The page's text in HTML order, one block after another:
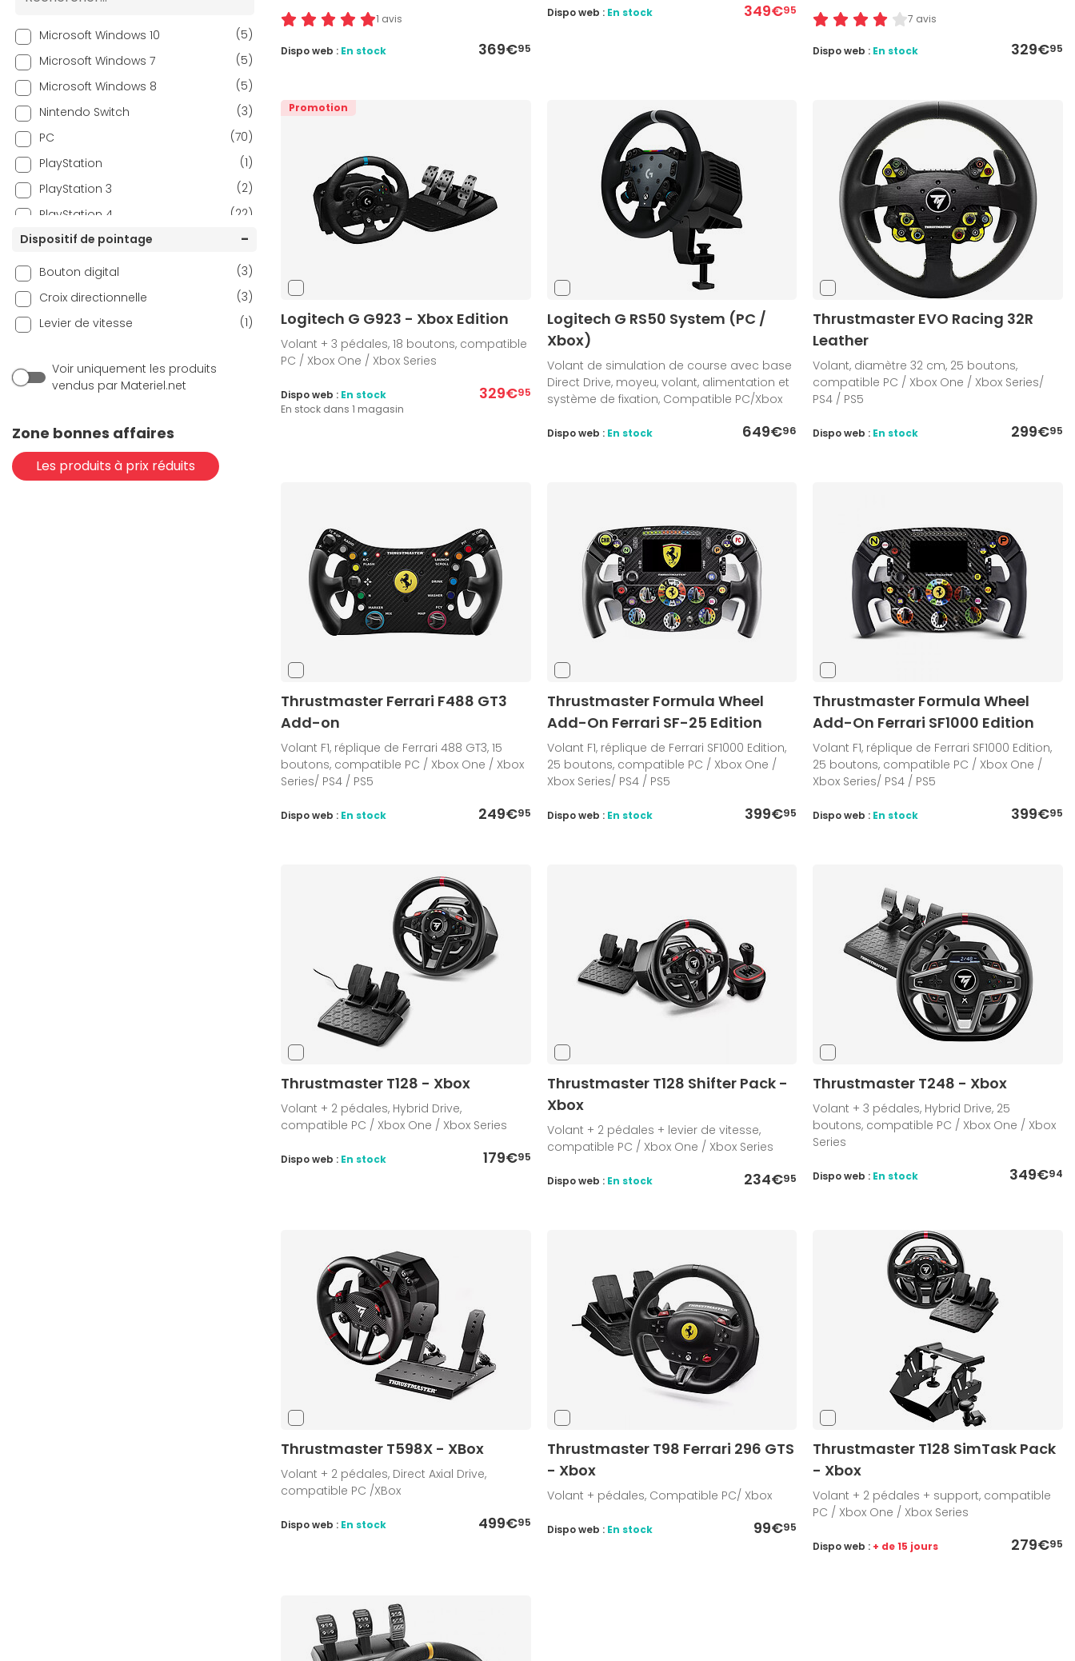
Microsoft Windows 10
(5)
Microsoft Windows 7
(5)
Microsoft Windows 8
(5)
Nintendo Switch
(3)
PC
(70)
PlayStation
(1)
PlayStation 3
(2)
PlayStation 4
(22)
PlayStation 5
(23)
Xbox
(6)
Xbox One
(17)
Xbox One S
(5)
Dispositif de pointage
Bouton digital
(3)
Croix directionnelle
(3)
Levier de vitesse
(1)
Voir uniquement les produits
vendus par Materiel.net
Zone bonnes affaires
Les produits à prix réduits
1 avis
369€95
Dispo web : En stock
349€95
Dispo web : En stock 7 avis
329€95
Dispo web : En stock
Promotion
Logitech G G923 - Xbox Edition
Volant + 3 pédales, 18 boutons, compatible
PC / Xbox One / Xbox Series
329€95
Dispo web : En stock
En stock dans 1 magasin
Logitech G RS50 System (PC /
Xbox)
Volant de simulation de course avec base
Direct Drive, moyeu, volant, alimentation et
système de fixation, Compatible PC/Xbox
649€96
Dispo web : En stock
Thrustmaster EVO Racing 32R
Leather
Volant, diamètre 32 cm, 25 boutons,
compatible PC / Xbox One / Xbox Series/
PS4 / PS5
299€95
Dispo web : En stock
Thrustmaster Ferrari F488 GT3
Add-on
Volant F1, réplique de Ferrari 488 GT3, 15
boutons, compatible PC / Xbox One / Xbox
Series/ PS4 / PS5
249€95
Dispo web : En stock
Thrustmaster Formula Wheel
Add-On Ferrari SF-25 Edition
Volant F1, réplique de Ferrari SF1000 Edition,
25 boutons, compatible PC / Xbox One /
Xbox Series/ PS4 / PS5
399€95
Dispo web : En stock
Thrustmaster Formula Wheel
Add-On Ferrari SF1000 Edition
Volant F1, réplique de Ferrari SF1000 Edition,
25 boutons, compatible PC / Xbox One /
Xbox Series/ PS4 / PS5
399€95
Dispo web : En stock
Thrustmaster T128 - Xbox
Volant + 2 pédales, Hybrid Drive,
compatible PC / Xbox One / Xbox Series
179€95
Dispo web : En stock
Thrustmaster T128 Shifter Pack -
Xbox
Volant + 2 pédales + levier de vitesse,
compatible PC / Xbox One / Xbox Series
234€95
Dispo web : En stock
Thrustmaster T248 - Xbox
Volant + 3 pédales, Hybrid Drive, 25
boutons, compatible PC / Xbox One / Xbox
Series
349€94
Dispo web : En stock
Thrustmaster T598X - XBox
Volant + 2 pédales, Direct Axial Drive,
compatible PC /XBox
499€95
Dispo web : En stock
Thrustmaster T98 Ferrari 296 GTS
- Xbox
Volant + pédales, Compatible PC/ Xbox
99€95
Dispo web : En stock
Thrustmaster T128 SimTask Pack
- Xbox
Volant + 2 pédales + support, compatible
PC / Xbox One / Xbox Series
279€95
Dispo web : + de 15 jours